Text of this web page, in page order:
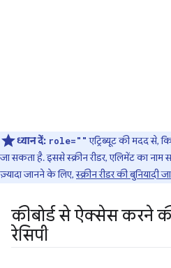
ध्यान दें: role="" एट्रिब्यूट की मदद से,
जा सकता है. इससे स्क्रीन रीडर, एलिमेंट का नाम
ज़्यादा जानने के लिए,स्क्रीन रीडर की बुनियादी
कीबोर्ड से ऐक्सेस करने
रेसिपी